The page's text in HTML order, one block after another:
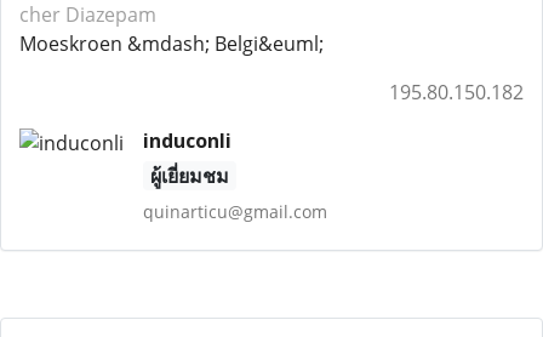
cher Diazepam
Moeskroen &mdash; Belgi&euml;
195.80.150.182
induconli
ผู้เยี่ยมชม
quinarticu@gmail.com